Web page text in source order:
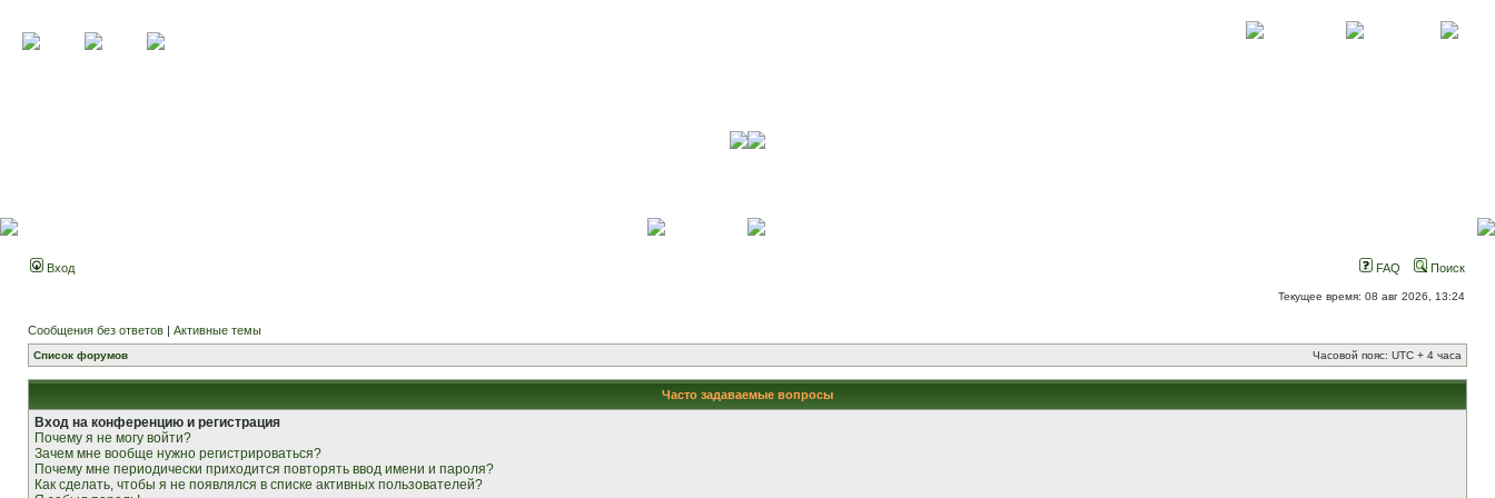
Вход FAQ Поиск
Текущее время: 08 авг 2026, 13:24
Сообщения без ответов | Активные темы
Список форумов Часовой пояс: UTC + 4 часа
Часто задаваемые вопросы
Вход на конференцию и регистрация
Почему я не могу войти?
Зачем мне вообще нужно регистрироваться?
Почему мне периодически приходится повторять ввод имени и пароля?
Как сделать, чтобы я не появлялся в списке активных пользователей?